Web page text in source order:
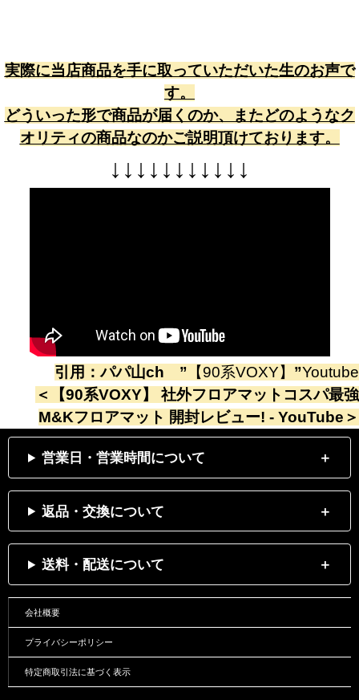
実際に当店商品を手に取っていただいた生のお声で
す。
どういった形で商品が届くのか、またどのようなク
オリティの商品なのかご説明頂けております。
↓ ↓ ↓ ↓ ↓ ↓ ↓ ↓ ↓ ↓ ↓
引用：パパ山ch ” 【90系VOXY】 ”Youtube
＜
【90系VOXY】 社外フロアマットコスパ最強
M&Kフロアマット 開封レビュー! - YouTube ＞
営業日・営業時間について
返品・交換について
送料・配送について
会社概要
プライバシーポリシー
特定商取引法に基づく表示